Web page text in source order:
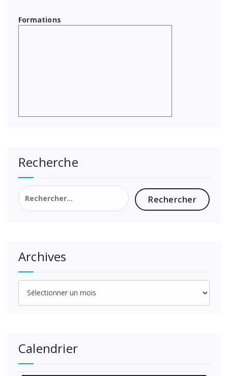
Formations
Recherche
Rechercher :
Archives
Archives
Calendrier